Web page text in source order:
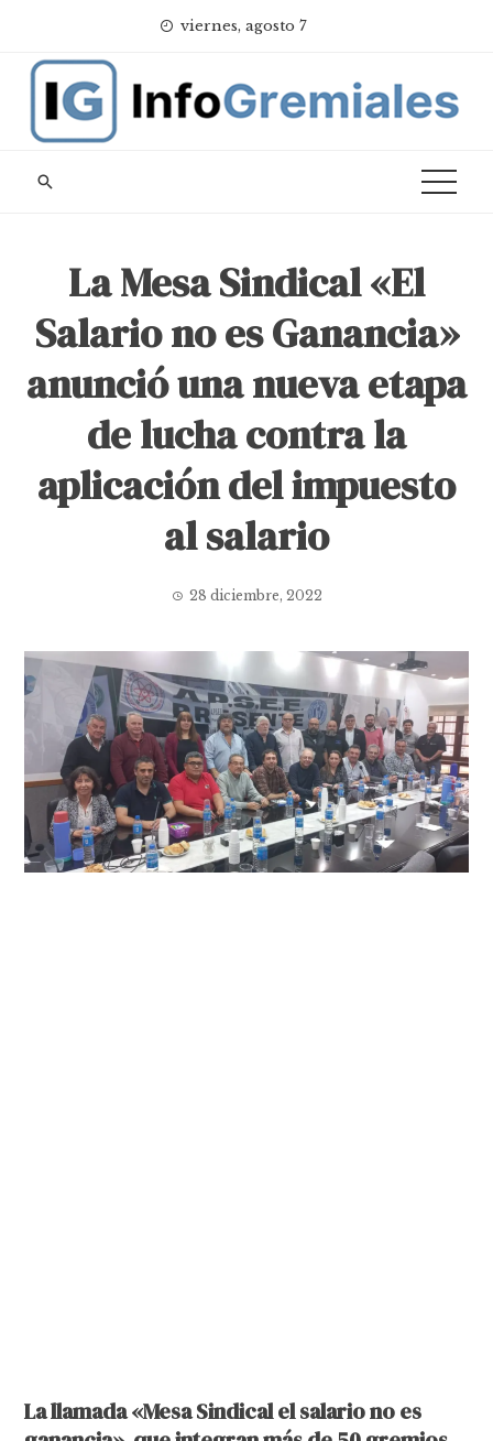
content
viernes, agosto 7
La Mesa Sindical «El
Salario no es Ganancia»
anunció una nueva etapa
de lucha contra la
aplicación del impuesto
al salario
28 diciembre, 2022
La llamada «Mesa Sindical el salario no es